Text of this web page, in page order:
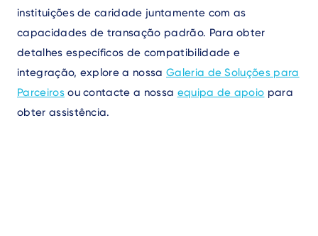
instituições de caridade juntamente com as
capacidades de transação padrão. Para obter
detalhes específicos de compatibilidade e
integração, explore a nossa Galeria de Soluções para
Parceirosou contacte a nossa equipa de apoio para
obter assistência.